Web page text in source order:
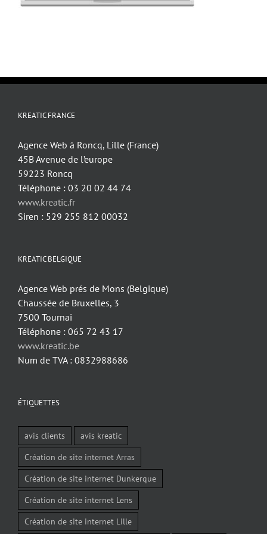
KREATIC FRANCE
Agence Web à Roncq, Lille (France)
45B Avenue de l’europe
59223 Roncq
Téléphone : 03 20 02 44 74
www.kreatic.fr
Siren : 529 255 812 00032
KREATIC BELGIQUE
Agence Web prés de Mons (Belgique)
Chaussée de Bruxelles, 3
7500 Tournai
Téléphone : 065 72 43 17
www.kreatic.be
Num de TVA : 0832988686
ÉTIQUETTES
avis clients
avis kreatic
Création de site internet Arras
Création de site internet Dunkerque
Création de site internet Lens
Création de site internet Lille